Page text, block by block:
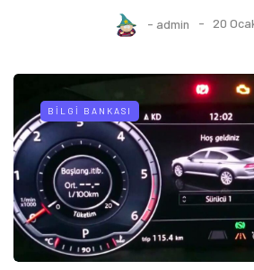
- admin 20
BILGI BANKASI